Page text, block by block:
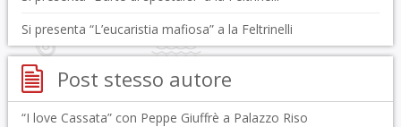
Si presenta “L’eucaristia mafiosa” a la Feltrinelli
Post stesso autore
“I love Cassata” con Peppe Giuffrè a Palazzo Riso